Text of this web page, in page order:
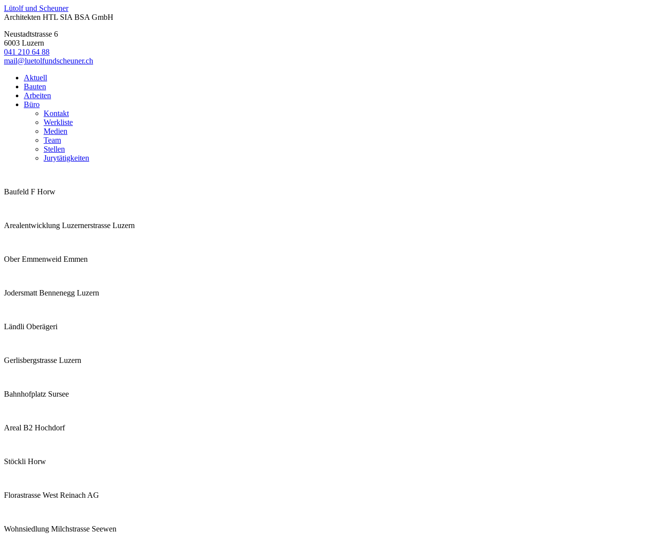
Lütolf und Scheuner
Architekten HTL SIA BSA GmbH
Neustadtstrasse 6
6003 Luzern
041 210 64 88
mail@luetolfundscheuner.ch
Aktuell
Bauten
Arbeiten
Büro
Kontakt
Werkliste
Medien
Team
Stellen
Jurytätigkeiten
Baufeld F Horw
Arealentwicklung Luzernerstrasse Luzern
Ober Emmenweid Emmen
Jodersmatt Bennenegg Luzern
Ländli Oberägeri
Gerlisbergstrasse Luzern
Bahnhofplatz Sursee
Areal B2 Hochdorf
Stöckli Horw
Florastrasse West Reinach AG
Wohnsiedlung Milchstrasse Seewen